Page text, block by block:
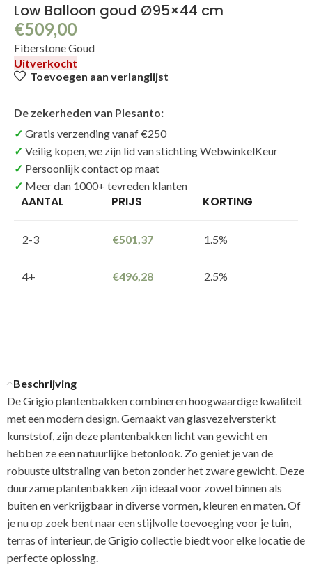
Low Balloon goud Ø95×44 cm
€509,00
Fiberstone Goud
Uitverkocht
Toevoegen aan verlanglijst
De zekerheden van Plesanto:
Gratis verzending vanaf €250
Veilig kopen, we zijn lid van stichting WebwinkelKeur
Persoonlijk contact op maat
Meer dan 1000+ tevreden klanten
AANTAL PRIJS KORTING
2-3 €501,37 1.5%
4+ €496,28 2.5%
Beschrijving
De Grigio plantenbakken combineren hoogwaardige kwaliteit
met een modern design. Gemaakt van glasvezelversterkt
kunststof, zijn deze plantenbakken licht van gewicht en
hebben ze een natuurlijke betonlook. Zo geniet je van de
robuuste uitstraling van beton zonder het zware gewicht. Deze
duurzame plantenbakken zijn ideaal voor zowel binnen als
buiten en verkrijgbaar in diverse vormen, kleuren en maten. Of
je nu op zoek bent naar een stijlvolle toevoeging voor je tuin,
terras of interieur, de Grigio collectie biedt voor elke locatie de
perfecte oplossing.